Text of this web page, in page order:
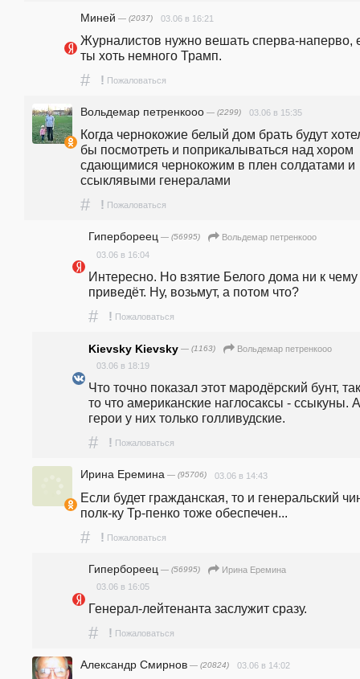
Миней — (2037) 03.06 в 16:21
Журналистов нужно вешать сперва-наперво,
ты хоть немного Трамп.
# ! Пожаловаться
Вольдемар петренкооо — (2299) 03.06 в 15:35
Когда чернокожие белый дом брать будут
бы посмотреть и поприкалываться над хором
сдающимися чернокожим в плен солдатами и
ссыклявыми генералами
# ! Пожаловаться
Гипербореец — (56995)
Вольдемар петренкооо
03.06 в 16:04
Интересно. Но взятие Белого дома ни к
приведёт. Ну, возьмут, а потом что?
# ! Пожаловаться
Kievsky Kievsky — (1163)
Вольдемар петренкооо
03.06 в 18:19
Что точно показал этот мародёрский бунт,
то что американские наглосаксы - ссыкуны. А
герои у них только голливудские.
# ! Пожаловаться
Ирина Еремина — (95706) 03.06 в 14:43
Если будет гражданская, то и генеральский
полк-ку Тр-пенко тоже обеспечен...
# ! Пожаловаться
Гипербореец — (56995)
Ирина Еремина
03.06 в 16:05
Генерал-лейтенанта заслужит сразу.
# ! Пожаловаться
Александр Смирнов — (20824) 03.06 в 14:02